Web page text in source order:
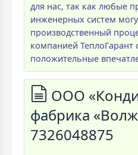
для нас, так как любые
инженерных систем
производственный
компанией ТеплоГарант
положительные
ООО
фабрика
7326048875